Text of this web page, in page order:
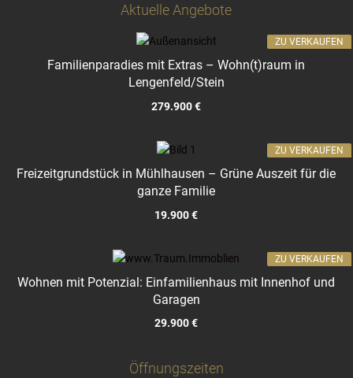
Aktuelle Angebote
Familienparadies mit Extras – Wohn(t)raum in
Lengenfeld/Stein
279.900 €
ZU VERKAUFEN
Freizeitgrundstück in Mühlhausen – Grüne Auszeit für die
ganze Familie
19.900 €
ZU VERKAUFEN
Wohnen mit Potenzial: Einfamilienhaus mit Innenhof und
Garagen
29.900 €
ZU VERKAUFEN
Öffnungszeiten